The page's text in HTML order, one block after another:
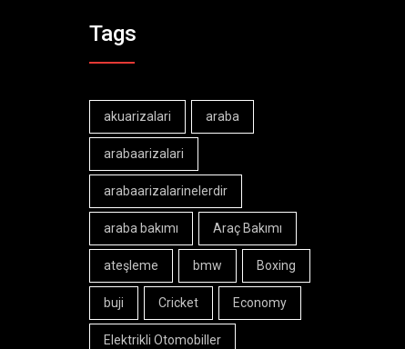
Tags
akuarizalari araba
arabaarizalari
arabaarizalarinelerdir
araba bakımı Araç Bakımı
ateşleme bmw Boxing
buji Cricket Economy
Elektrikli Otomobiller